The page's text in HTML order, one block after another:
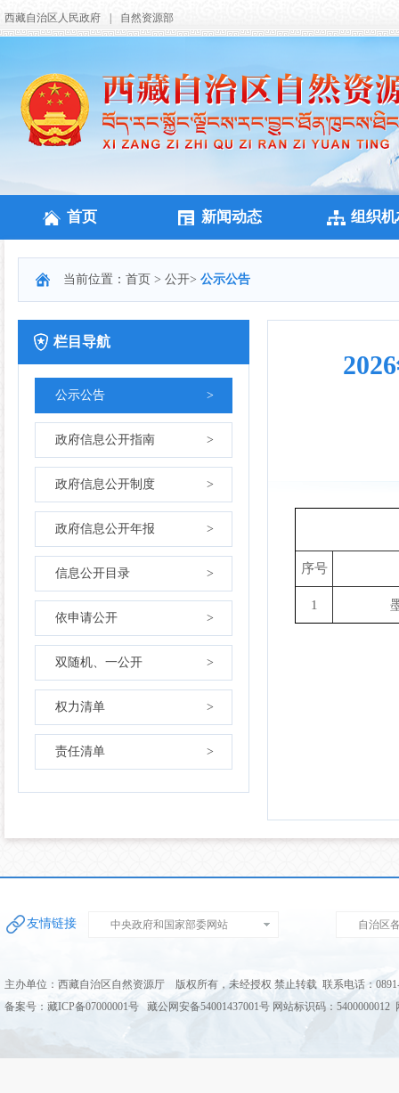
西藏自治区人民政府 自然资源部
首页 新闻动态 组织
当前位置： 首页 > 公开> 公示公告
栏目导航
公示公告 >
政府信息公开指南 >
政府信息公开制度 >
政府信息公开年报 >
信息公开目录 >
依申请公开 >
双随机、一公开 >
权力清单 >
责任清单 >
序号
1
友情链接 中央政府和国家部委网站 自治区
主办单位：西藏自治区自然资源厅 版权所有，未经授权 禁止转载 联系电话：
备案号：藏ICP备07000001号 藏公网安备54001437001号 网站标识码：5400000012